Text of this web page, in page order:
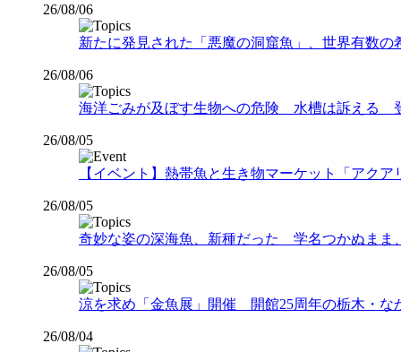
26/08/06
新たに発見された「悪魔の洞窟魚」、世界有数
26/08/06
海洋ごみが及ぼす生物への危険 水槽は訴える
26/08/05
【イベント】熱帯魚と生き物マーケット「アク
26/08/05
奇妙な姿の深海魚、新種だった 学名つかぬまま
26/08/05
涼を求め「金魚展」開催 開館25周年の栃木・な
26/08/04